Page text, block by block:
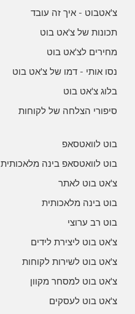
צ'אטבוט - איך זה עובד
תכונות של צ'אט בוט
מחירים לצ'אט בוט
נסו אותי - דמו של צ'אט בוט
בלוג צ'אט בוט
סיפורי הצלחה של לקוחות
בוט לוואטסאפ
בוט לוואטסאפ בינה מלאכותית
צ'אט בוט לאתר
בוט בינה מלאכותית
בוט רב ערוצי
צ'אט בוט ליצירת לידים
צ'אט בוט לשירות לקוחות
צ'אט בוט למסחר מקוון
צ'אט בוט לעסקים